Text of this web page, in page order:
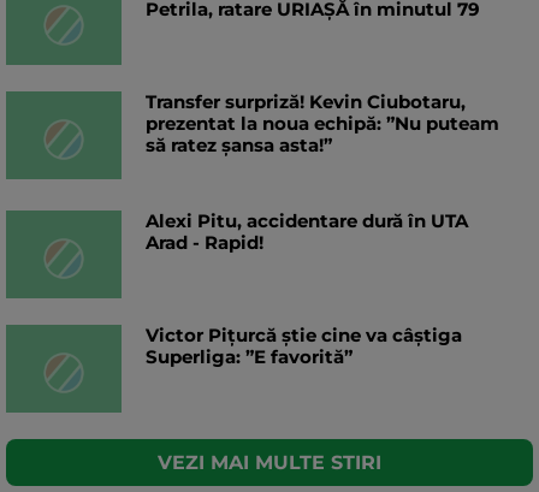
Petrila, ratare URIAȘĂ în minutul 79
Transfer surpriză! Kevin Ciubotaru,
prezentat la noua echipă: ”Nu puteam
să ratez șansa asta!”
Alexi Pitu, accidentare dură în UTA
Arad - Rapid!
Victor Pițurcă știe cine va câștiga
Superliga: ”E favorită”
VEZI MAI MULTE STIRI